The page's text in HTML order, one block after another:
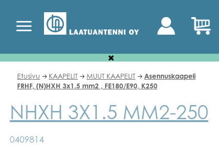
Etusivu 🡢 KAAPELIT 🡢 MUUT KAAPELIT 🡢 Asennuskaapeli
FRHF, (N)HXH 3x1.5 mm2 , FE180/E90, K250
NHXH 3X1.5 MM2-250
0409814